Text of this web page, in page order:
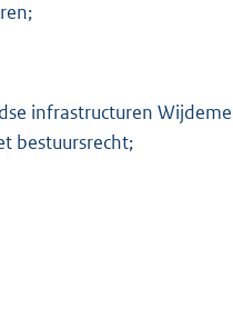
g
o
infrastructuren
bestuursrecht;